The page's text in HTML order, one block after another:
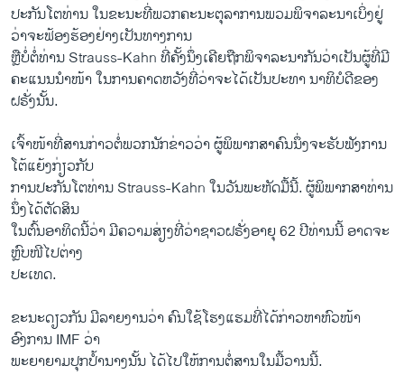
ປະກັນໂຕທ່ານ ໃນຂະນະທີ່ພວກຄະນະຕຸລາການພວມພິຈາລະນາເບິ່ງຢູ່
ວ່າຈະຟ້ອງຮ້ອງຢ່າງເປັນທາງການ
ຫຼືບໍ່ຕໍ່ທ່ານ Strauss-Kahn ທີ່ຄັ້ງນຶ່ງເຄີຍຖືກພິຈາລະນາກັນວ່າເປັນຜູ້ທີ່ມີ
ຄະແນນນຳໜ້າ ໃນການຄາດຫວັງທີ່ວ່າຈະໄດ້ເປັນປະທາ ນາທິບໍດີຂອງ
ຝຣັ່ງນັ້ນ.
ເຈົ້າໜ້າທີ່ສານກ່າວຕໍ່ພວກນັກຂ່າວວ່າ ຜູ້ພິພາກສາຄົນນຶ່ງຈະຮັບຟັງການ
ໂຕ້ແຍ້ງກ່ຽວກັບ
ການປະກັນໂຕທ່ານ Strauss-Kahn ໃນວັນພະຫັດມື້ນີ້. ຜູ້ພິພາກສາທ່ານ
ນຶ່ງໄດ້ຕັດສິນ
ໃນຕົ້ນອາທິດນີ້ວ່າ ມີ​ຄວາມ​ສ່ຽງ​ທີ່​ວ່າຊາວຝຣັ່ງອາຍຸ 62 ປີທ່ານນີ້ ອາດຈະ
ຫຼົບໜີໄປຕ່າງ
ປະເທດ.
ຂະນະດຽວກັນ ມີລາຍງານວ່າ ຄົນໃຊ້ໂຮງແຮມທີ່ໄດ້ກ່າວຫາຫົວໜ້າ
ອົງການ IMF ວ່າ
ພະຍາຍາມປຸກປໍ້ານາງນັ້ນ ໄດ້​ໄປໃຫ້ການຕໍ່ສານໃນມື້ວານນີ້.